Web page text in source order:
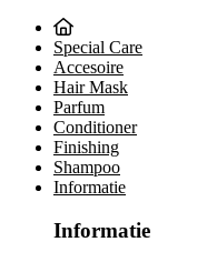
Special Care
Accesoire
Hair Mask
Parfum
Conditioner
Finishing
Shampoo
Informatie
Informatie